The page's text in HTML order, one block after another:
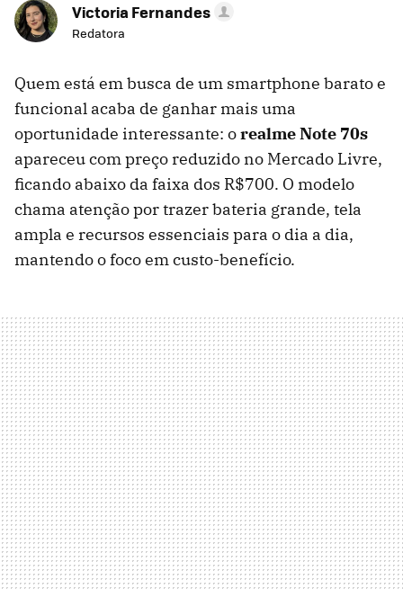
Victoria Fernandes
Redatora
Quem está em busca de um smartphone barato e
funcional acaba de ganhar mais uma
oportunidade interessante: orealme Note 70s
apareceu com preço reduzido no Mercado Livre,
ficando abaixo da faixa dos R$700. O modelo
chama atenção por trazer bateria grande, tela
ampla e recursos essenciais para o dia a dia,
mantendo o foco em custo-benefício.